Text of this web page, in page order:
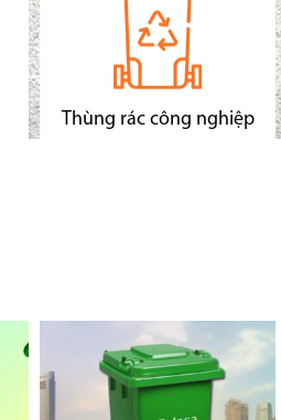
Thùng rác công nghiệp